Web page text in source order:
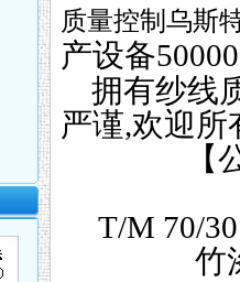
质量控制乌斯
产设备
拥有纱线
严谨,欢迎
T/M 70/
竹